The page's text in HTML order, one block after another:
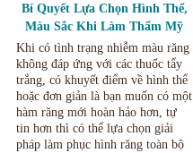
Bí Quyết Lựa Chọn Hình Thể,
Màu Sắc Khi Làm Thẩm Mỹ
Răng Sứ, Mặt Dán Sứ Veneer.
Khi có tình trạng nhiễm màu răng
không đáp ứng với các thuốc tẩy
trắng, có khuyết điểm về hình thể
hoặc đơn giản là bạn muốn có một
hàm răng mới hoàn hảo hơn, tự
tin hơn thì có thể lựa chọn giải
pháp làm phục hình răng toàn bộ